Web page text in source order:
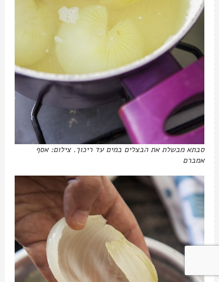
סבתא מבשלת את הבצלים במים עד ריכוך. צילום: אסף
אמברם